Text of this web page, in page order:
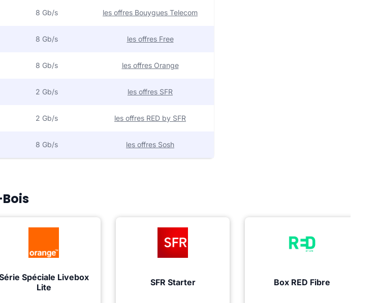
8 Gb/s les offres Bouygues Telecom
8 Gb/s les offres Free
8 Gb/s les offres Orange
2 Gb/s les offres SFR
2 Gb/s les offres RED by SFR
8 Gb/s les offres Sosh
Spéciale Livebox
Lite
SFR Starter Box RED Fibre